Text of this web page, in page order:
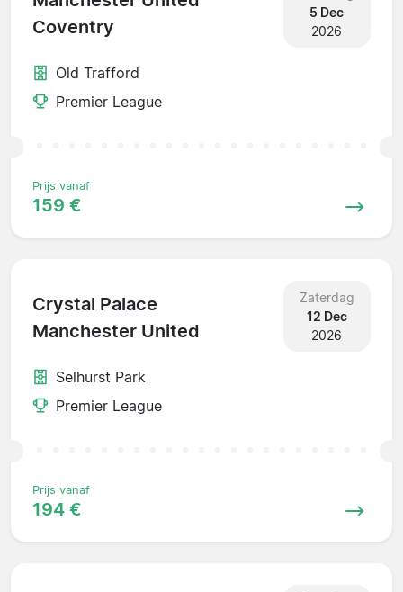
Coventry
5 Dec
2026
Old Trafford
Premier League
Prijs vanaf
159 €
Crystal Palace
Manchester United
Zaterdag
12 Dec
2026
Selhurst Park
Premier League
Prijs vanaf
194 €